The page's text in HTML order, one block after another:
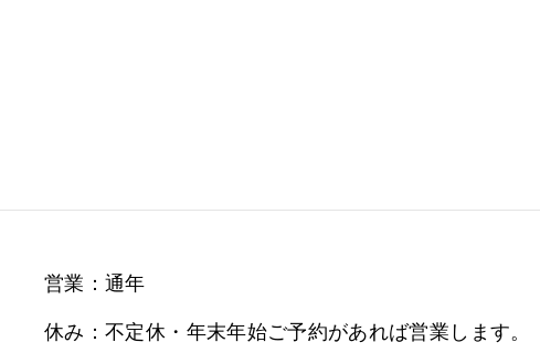
営業：通年
休み：不定休・年末年始ご予約があれば営業します。